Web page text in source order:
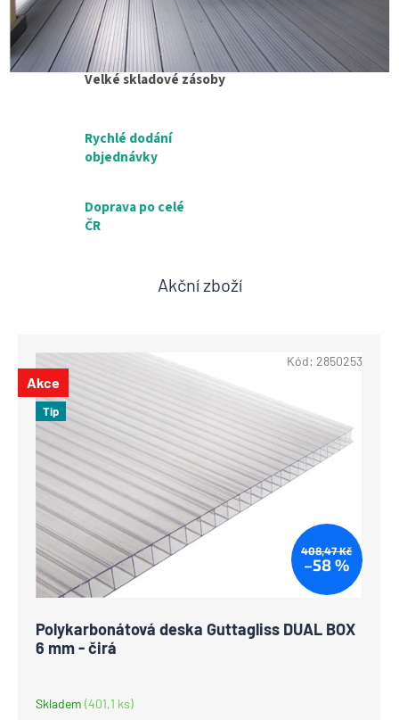
Široký výběr za nejvýhodnější ceny
Velké skladové zásoby
Rychlé dodání
objednávky
Doprava po celé
ČR
Akční zboží
Akce
Tip
408,47 Kč
–58 %
Polykarbonátová deska Guttagliss DUAL BOX
6 mm - čirá
Skladem (401,1 ks)
Kód: 2850253